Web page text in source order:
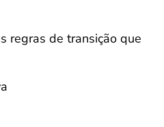
regras de transição que